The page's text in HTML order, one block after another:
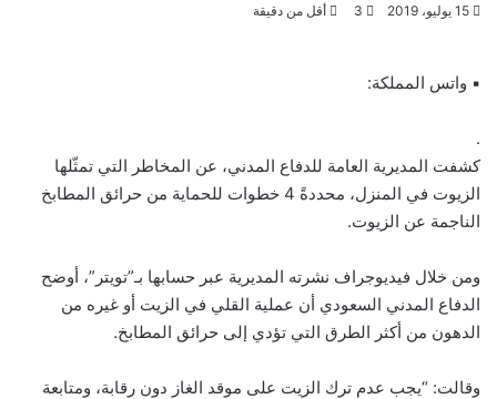
15 يوليو، 2019 3 أقل من دقيقة
▪ واتس المملكة:
.
كشفت المديرية العامة للدفاع المدني، عن المخاطر التي تمثّلها
الزيوت في المنزل، محددةً 4 خطوات للحماية من حرائق المطابخ
الناجمة عن الزيوت.
ومن خلال فيديوجراف نشرته المديرية عبر حسابها بـ”تويتر”، أوضح
الدفاع المدني السعودي أن عملية القلي في الزيت أو غيره من
الدهون من أكثر الطرق التي تؤدي إلى حرائق المطابخ.
وقالت: “يجب عدم ترك الزيت على موقد الغاز دون رقابة، ومتابعة